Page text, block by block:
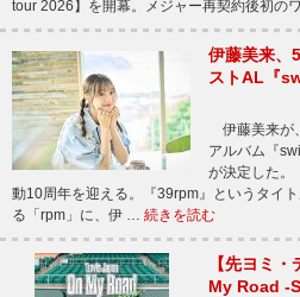
tour 2026】を開幕。メジャー再契約後初の
伊藤美来、
ストAL『
伊藤美来が
アルバム『
が決定した
動10周年を迎える。『39rpm』というタイ
る「rpm」に、伊 … 続きを読む
【先ヨミ
My Road -